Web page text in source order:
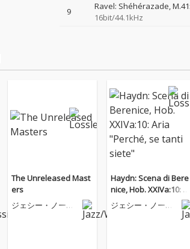
9 Ravel: Shéhérazade,
16bit/44.1kHz
The Unreleased Mast
ers
ジェシー・ノーマ
Haydn: Scena di Bere
nice, Hob. XXIVa:10: Ari
a "Perché, se tanti
e"
ジェシー・ノーマ